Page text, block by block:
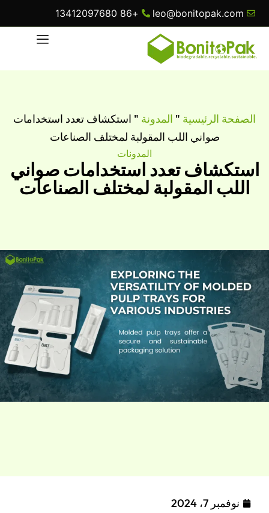
leo@bonitopak.com
+86 13412097680
الصفحة الرئيسية " المدونة " استكشاف تعدد استخدامات
صواني اللب المقولبة لمختلف الصناعات
المدونات
استكشاف تعدد استخدامات صواني
اللب المقولبة لمختلف الصناعات
نوفمبر 7، 2024